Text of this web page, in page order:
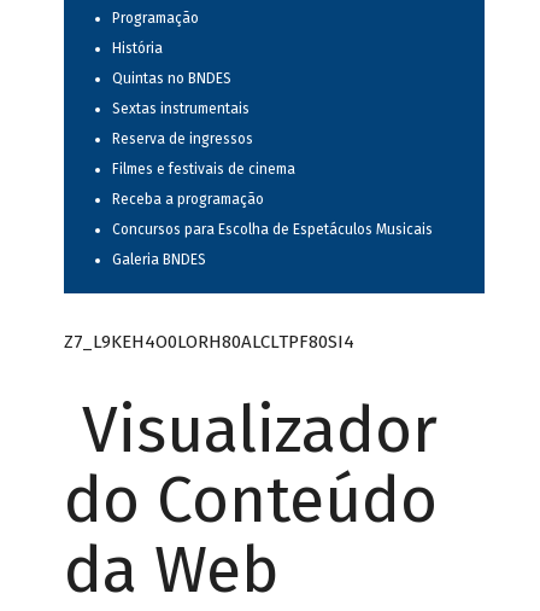
Programação
História
Quintas no BNDES
Sextas instrumentais
Reserva de ingressos
Filmes e festivais de cinema
Receba a programação
Concursos para Escolha de Espetáculos Musicais
Galeria BNDES
Z7_L9KEH4O0LORH80ALCLTPF80SI4
Visualizador
do Conteúdo
da Web